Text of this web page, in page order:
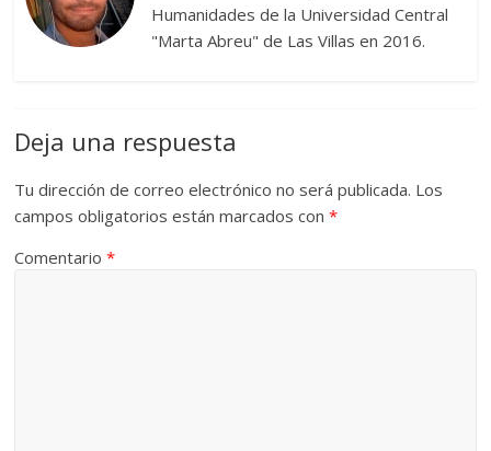
Humanidades de la Universidad Central
"Marta Abreu" de Las Villas en 2016.
Deja una respuesta
Tu dirección de correo electrónico no será publicada. Los
campos obligatorios están marcados con*
Comentario*